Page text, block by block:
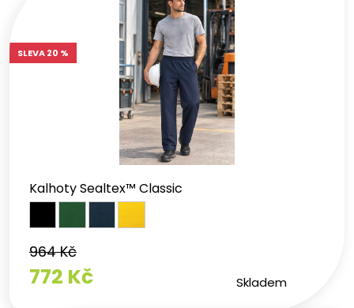
Kalhoty Sealtex™ Classic
964 Kč
772 Kč Skladem
SLEVA 20 %